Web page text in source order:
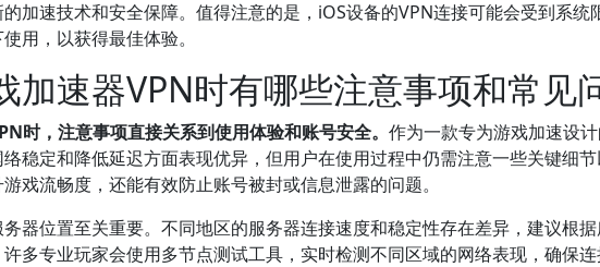
加速技术和安全保障。值得注意的是，iOS设备的VPN连接可能会受到系统
用，以获得最佳体验。
加速器VPN时有哪些注意事项和常见
时，注意事项直接关系到使用体验和账号安全。 作为一款专为游戏加速设
稳定和降低延迟方面表现优异，但用户在使用过程中仍需注意一些关键细
戏流畅度，还能有效防止账号被封或信息泄露的问题。
器位置至关重要。不同地区的服务器连接速度和稳定性存在差异，建议根
多专业玩家会使用多节点测试工具，实时检测不同区域的网络表现，确保